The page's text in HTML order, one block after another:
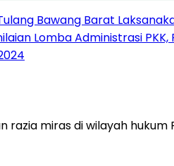
Bawang Barat
Lomba Administrasi